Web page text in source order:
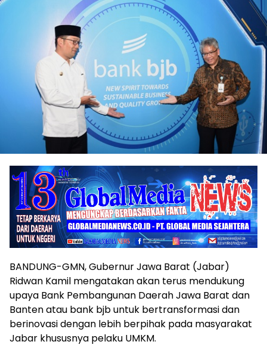
BANDUNG-GMN, Gubernur Jawa Barat (Jabar)
Ridwan Kamil mengatakan akan terus mendukung
upaya Bank Pembangunan Daerah Jawa Barat dan
Banten atau bank bjb untuk bertransformasi dan
berinovasi dengan lebih berpihak pada masyarakat
Jabar khususnya pelaku UMKM.